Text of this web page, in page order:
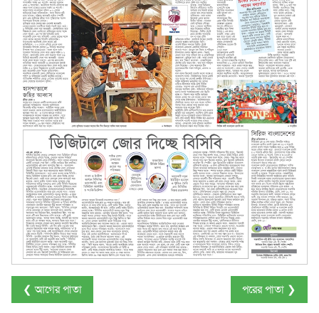
❮ আগের পাতা পরের পাতা ❯